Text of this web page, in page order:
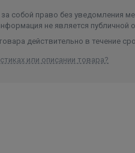
Award – 2020-2021;
собой право без уведомления
не является публичной
действительно в течение
или описании товара?